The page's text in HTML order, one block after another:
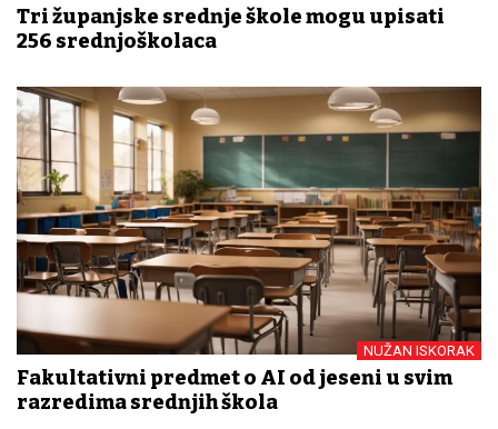
Tri županjske srednje škole mogu upisati
256 srednjoškolaca
NUŽAN ISKORAK
Fakultativni predmet o AI od jeseni u svim
razredima srednjih škola